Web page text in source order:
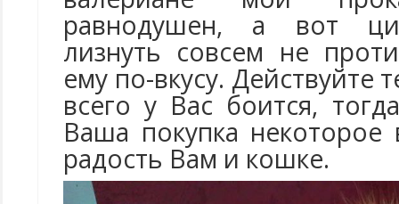
равнодушен, а вот
лизнуть совсем не
ему по-вкусу. Действуйте
всего у Вас боится,
Ваша покупка
радость Вам и кошке.